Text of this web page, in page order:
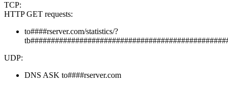
TCP:
HTTP GET requests:
to####rserver.com/statistics/?
UDP:
DNS ASK to####rserver.com